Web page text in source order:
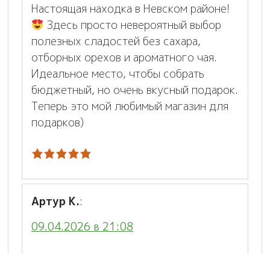
Настоящая находка в Невском районе!
Здесь просто невероятный выбор
полезных сладостей без сахара,
отборных орехов и ароматного чая.
Идеальное место, чтобы собрать
бюджетный, но очень вкусный подарок.
Теперь это мой любимый магазин для
подарков)
Артур К.:
09.04.2026 в 21:08